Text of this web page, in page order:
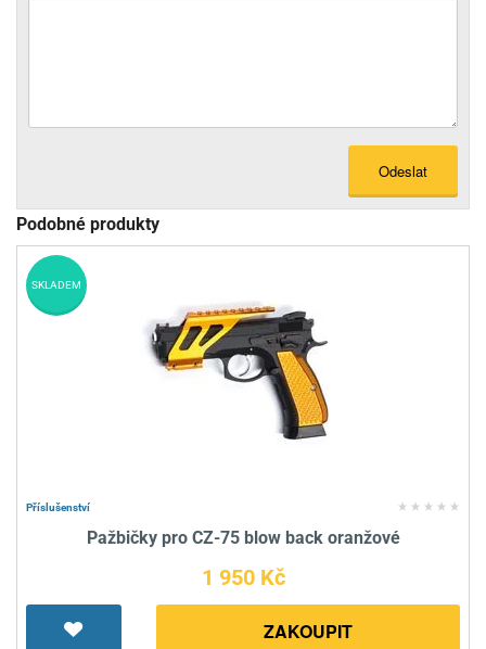
Odeslat
Podobné produkty
Příslušenství
Pažbičky pro CZ-75 blow back oranžové
1 950 Kč
ZAKOUPIT
SKLADEM